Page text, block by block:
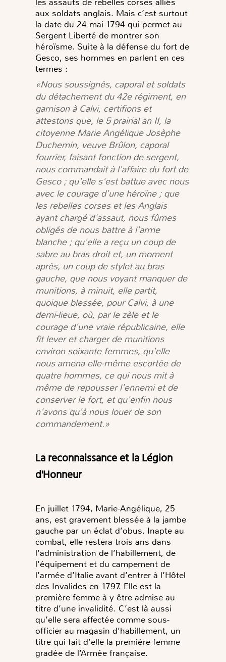
aux soldats anglais. Mais c’est surtout
la date du 24 mai 1794 qui permet au
Sergent Liberté de montrer son
héroïsme. Suite à la défense du fort de
Gesco, ses hommes en parlent en ces
termes :
«Nous soussignés, caporal et soldats
du détachement du 42erégiment, en
garnison à Calvi, certifions et
attestons que, le 5 prairial an II, la
citoyenne Marie Angélique Josèphe
Duchemin, veuve Brûlon, caporal
fourrier, faisant fonction de sergent,
nous commandait à l'affaire du fort de
Gesco ; qu'elle s'est battue avec nous
avec le courage d'une héroïne ; que
les rebelles corses et les Anglais
ayant chargé d'assaut, nous fûmes
obligés de nous battre à l'arme
blanche ; qu'elle a reçu un coup de
sabre au bras droit et, un moment
après, un coup de stylet au bras
gauche, que nous voyant manquer de
munitions, à minuit, elle partit,
quoique blessée, pour Calvi, à une
demi-lieue, où, par le zèle et le
courage d'une vraie républicaine, elle
fit lever et charger de munitions
environ soixante femmes, qu'elle
nous amena elle-même escortée de
quatre hommes, ce qui nous mit à
même de repousser l'ennemi et de
conserver le fort, et qu'enfin nous
n'avons qu'à nous louer de son
commandement.»
La reconnaissance et la Légion
d'Honneur
En juillet 1794, Marie-Angélique, 25
ans, est gravement blessée à la jambe
gauche par un éclat d’obus. Inapte au
combat, elle restera trois ans dans
l’administration de l’habillement, de
l’équipement et du campement de
l’armée d’Italie avant d’entrer à l’Hôtel
des Invalides en 1797. Elle est la
première femme à y être admise au
titre d’une invalidité. C’est là aussi
qu’elle sera affectée comme sous-
officier au magasin d’habillement, un
titre qui fait d’elle la première femme
gradée de l’Armée française.